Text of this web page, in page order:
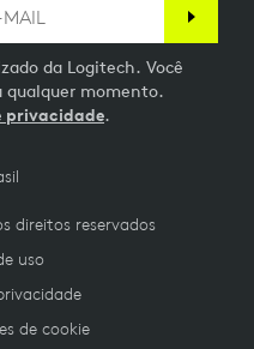
da Logitech. Você
qualquer momento.
privacidade.
direitos reservados
uso
de cookie